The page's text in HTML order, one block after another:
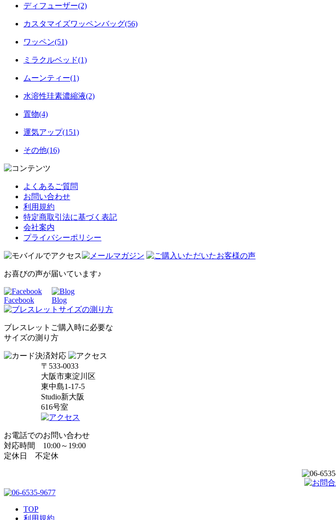
ディフューザー(2)
カスタマイズワッペンバッグ(56)
ワッペン(51)
ミラクルベッド(1)
ムーンティー(1)
水溶性珪素濃縮液(2)
置物(4)
運気アップ(151)
その他(16)
よくあるご質問
お問い合わせ
利用規約
特定商取引法に基づく表記
会社案内
プライバシーポリシー
お喜びの声が届いています♪
Facebook Blog
ブレスレットご購入時に必要な
サイズの測り方
〒533-0033
大阪市東淀川区
東中島1-17-5
Studio新大阪
616号室
お電話でのお問い合わせ
対応時間 10:00～19:00
定休日 不定休
TOP